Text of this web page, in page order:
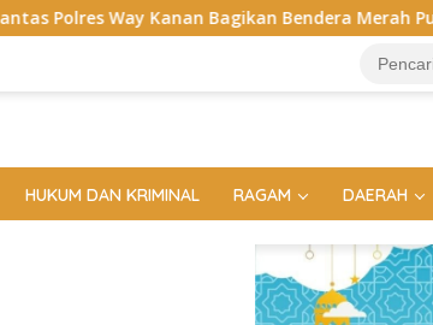
Bendera Merah Putih Gratis ke Pengendara
HUKUM DAN KRIMINAL RAGAM DAERAH